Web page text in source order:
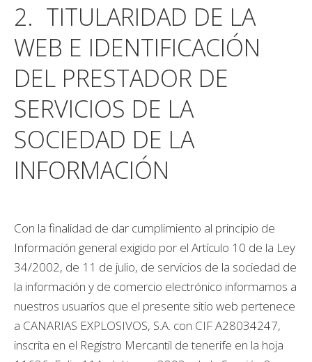
2. TITULARIDAD DE LA
WEB E IDENTIFICACIÓN
DEL PRESTADOR DE
SERVICIOS DE LA
SOCIEDAD DE LA
INFORMACIÓN
Con la finalidad de dar cumplimiento al principio de
Información general exigido por el Artículo 10 de la Ley
34/2002, de 11 de julio, de servicios de la sociedad de
la información y de comercio electrónico informamos a
nuestros usuarios que el presente sitio web pertenece
a CANARIAS EXPLOSIVOS, S.A. con CIF A28034247,
inscrita en el Registro Mercantil de tenerife en la hoja